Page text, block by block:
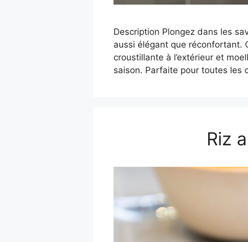
Description Plongez dans les
aussi élégant que réconfortant.
croustillante à l’extérieur et
saison. Parfaite pour toutes les
Riz